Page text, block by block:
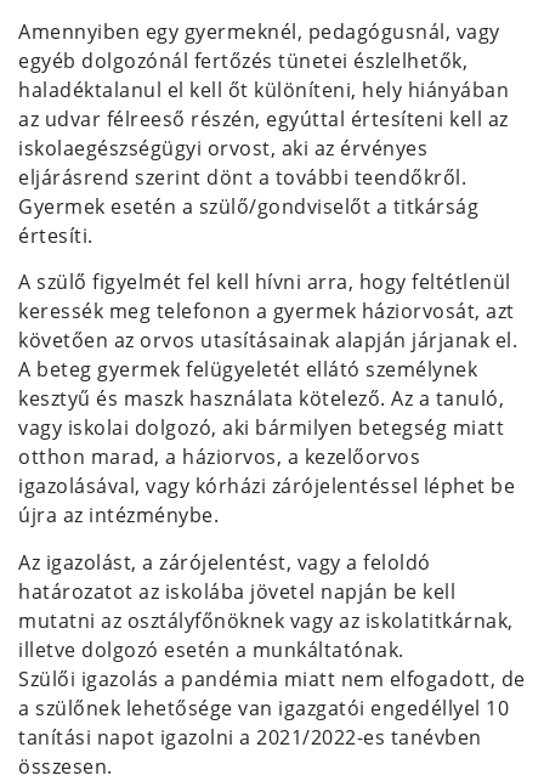
Amennyiben egy gyermeknél, pedagógusnál, vagy
egyéb dolgozónál fertőzés tünetei észlelhetők,
haladéktalanul el kell őt különíteni, hely hiányában
az udvar félreeső részén, egyúttal értesíteni kell az
iskolaegészségügyi orvost, aki az érvényes
eljárásrend szerint dönt a további teendőkről.
Gyermek esetén a szülő/gondviselőt a titkárság
értesíti.
A szülő figyelmét fel kell hívni arra, hogy feltétlenül
keressék meg telefonon a gyermek háziorvosát, azt
követően az orvos utasításainak alapján járjanak el.
A beteg gyermek felügyeletét ellátó személynek
kesztyű és maszk használata kötelező. Az a tanuló,
vagy iskolai dolgozó, aki bármilyen betegség miatt
otthon marad, a háziorvos, a kezelőorvos
igazolásával, vagy kórházi zárójelentéssel léphet be
újra az intézménybe.
Az igazolást, a zárójelentést, vagy a feloldó
határozatot az iskolába jövetel napján be kell
mutatni az osztályfőnöknek vagy az iskolatitkárnak,
illetve dolgozó esetén a munkáltatónak.
Szülői igazolás a pandémia miatt nem elfogadott, de
a szülőnek lehetősége van igazgatói engedéllyel 10
tanítási napot igazolni a 2021/2022-es tanévben
összesen.